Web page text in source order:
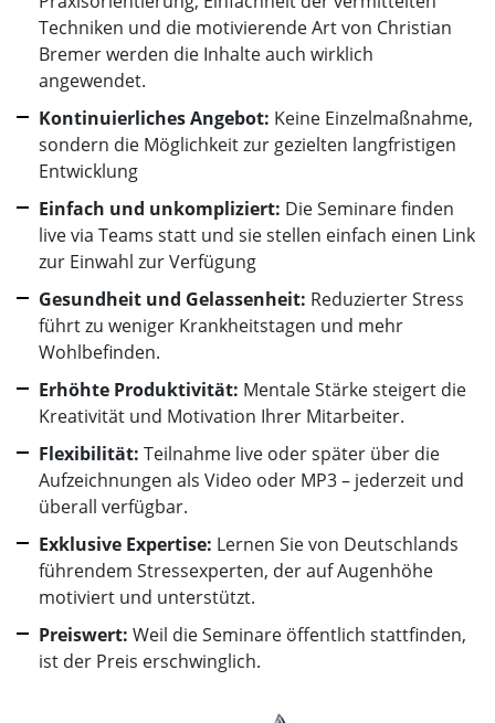
Techniken und die motivierende Art von Christian
Bremer werden die Inhalte auch wirklich
angewendet.
Kontinuierliches Angebot: Keine Einzelmaßnahme,
sondern die Möglichkeit zur gezielten langfristigen
Entwicklung
Einfach und unkompliziert: Die Seminare finden
live via Teams statt und sie stellen einfach einen Link
zur Einwahl zur Verfügung
Gesundheit und Gelassenheit: Reduzierter Stress
führt zu weniger Krankheitstagen und mehr
Wohlbefinden.
Erhöhte Produktivität: Mentale Stärke steigert die
Kreativität und Motivation Ihrer Mitarbeiter.
Flexibilität: Teilnahme live oder später über die
Aufzeichnungen als Video oder MP3 – jederzeit und
überall verfügbar.
Exklusive Expertise: Lernen Sie von Deutschlands
führendem Stressexperten, der auf Augenhöhe
motiviert und unterstützt.
Preiswert: Weil die Seminare öffentlich stattfinden,
ist der Preis erschwinglich.